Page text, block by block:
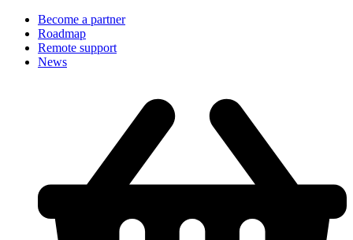
Become a partner
Roadmap
Remote support
News